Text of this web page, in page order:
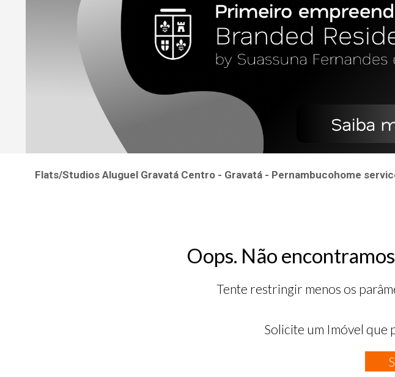
Flats/Studios Aluguel Gravatá Centro - Gravatá - Pernambucohome
Oops. Não
Tente restringir menos os
Solicite um Imóvel que